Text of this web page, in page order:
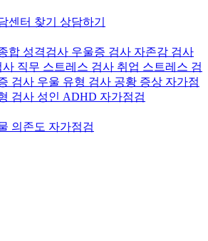
센터 찾기 상담하기
합 성격검사 우울증 검사 자존감 검사
사 직무 스트레스 검사 취업 스트레스 검
검사 우울 유형 검사 공황 증상 자가점
검사 성인 ADHD 자가점검
의존도 자가점검